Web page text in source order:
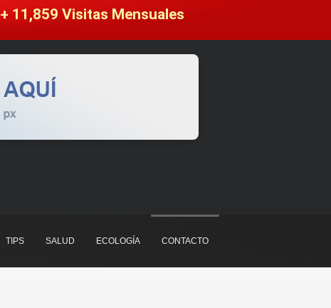
+ 11,859 Visitas Mensuales
TIPS SALUD ECOLOGÍA CONTACTO